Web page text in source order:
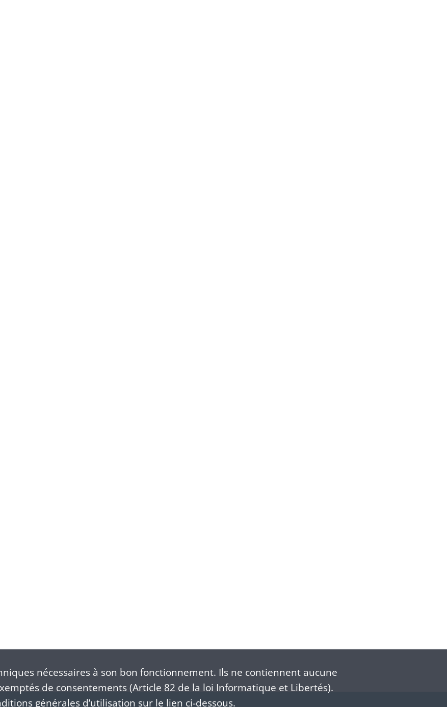
nécessaires à son bon fonctionnement. Ils ne contiennent aucune
de consentements (Article 82 de la loi Informatique et Libertés).
générales d’utilisation sur le lien ci-dessous.